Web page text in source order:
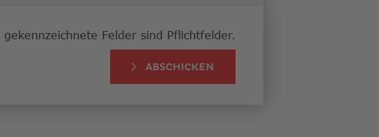
Felder sind Pflichtfelder.
ABSCHICKEN